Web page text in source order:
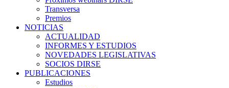
Transversa
Premios
NOTICIAS
ACTUALIDAD
INFORMES Y ESTUDIOS
NOVEDADES LEGISLATIVAS
SOCIOS DIRSE
PUBLICACIONES
Estudios